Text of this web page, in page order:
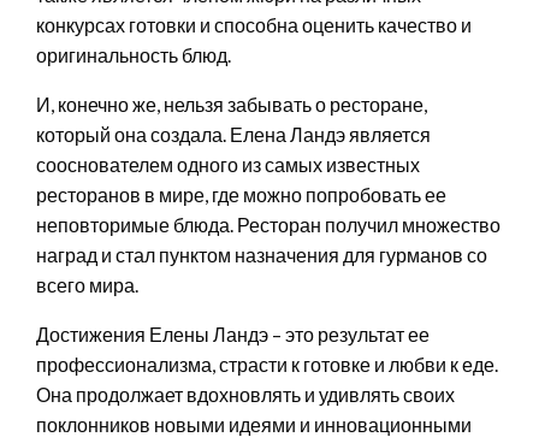
конкурсах готовки и способна оценить качество и
оригинальность блюд.
И, конечно же, нельзя забывать о ресторане,
который она создала. Елена Ландэ является
сооснователем одного из самых известных
ресторанов в мире, где можно попробовать ее
неповторимые блюда. Ресторан получил множество
наград и стал пунктом назначения для гурманов со
всего мира.
Достижения Елены Ландэ – это результат ее
профессионализма, страсти к готовке и любви к еде.
Она продолжает вдохновлять и удивлять своих
поклонников новыми идеями и инновационными